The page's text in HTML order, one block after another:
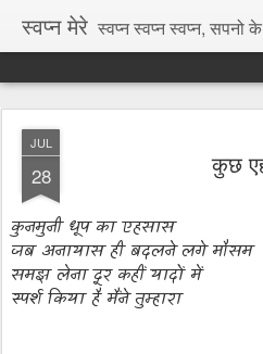
स्वप्न मेरे स्वप्न स्वप्न स्वप्न, सपनो
JUL
28 कुछ
कुनमुनी धूप का एहसास
जब अनायास ही बदलने लगे मौसम
समझ लेना दूर कहीं यादों में
स्पर्श किया है मैंने तुम्हारा